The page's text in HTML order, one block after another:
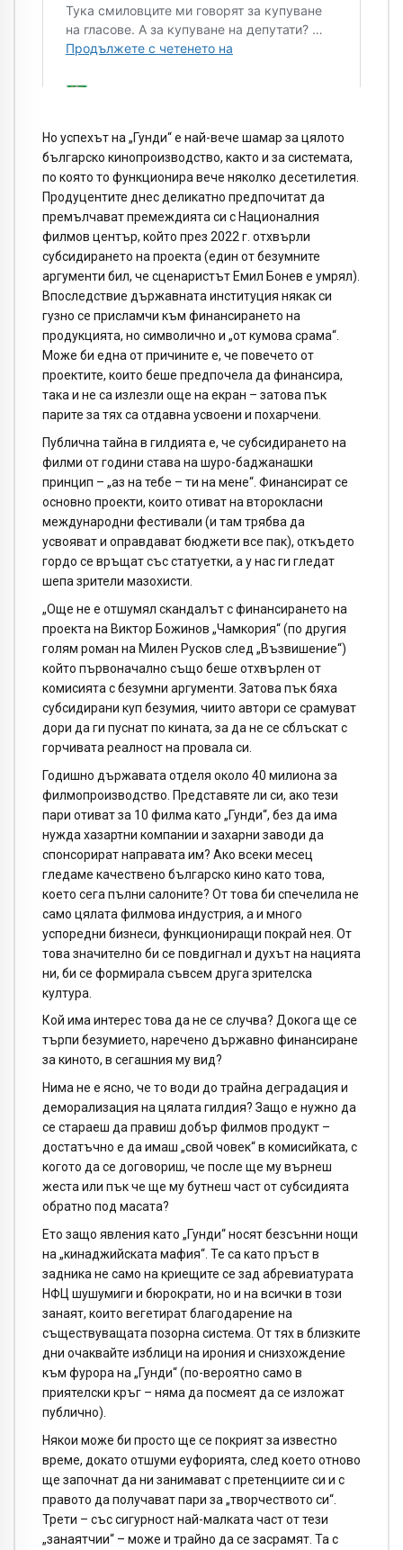
Но успехът на „Гунди“ е най-вече шамар за цялото
българско кинопроизводство, както и за системата,
по която то функционира вече няколко десетилетия.
Продуцентите днес деликатно предпочитат да
премълчават премеждията си с Националния
филмов център, който през 2022 г. отхвърли
субсидирането на проекта (един от безумните
аргументи бил, че сценаристът Емил Бонев е умрял).
Впоследствие държавната институция някак си
гузно се присламчи към финансирането на
продукцията, но символично и „от кумова срама“.
Може би една от причините е, че повечето от
проектите, които беше предпочела да финансира,
така и не са излезли още на екран – затова пък
парите за тях са отдавна усвоени и похарчени.
Публична тайна в гилдията е, че субсидирането на
филми от години става на шуро-баджанашки
принцип – „аз на тебе – ти на мене“. Финансират се
основно проекти, които отиват на второкласни
международни фестивали (и там трябва да
усвояват и оправдават бюджети все пак), откъдето
гордо се връщат със статуетки, а у нас ги гледат
шепа зрители мазохисти.
„Още не е отшумял скандалът с финансирането на
проекта на Виктор Божинов „Чамкория“ (по другия
голям роман на Милен Русков след „Възвишение“)
който първоначално също беше отхвърлен от
комисията с безумни аргументи. Затова пък бяха
субсидирани куп безумия, чиито автори се срамуват
дори да ги пуснат по кината, за да не се сблъскат с
горчивата реалност на провала си.
Годишно държавата отделя около 40 милиона за
филмопроизводство. Представяте ли си, ако тези
пари отиват за 10 филма като „Гунди“, без да има
нужда хазартни компании и захарни заводи да
спонсорират направата им? Ако всеки месец
гледаме качествено българско кино като това,
което сега пълни салоните? От това би спечелила не
само цялата филмова индустрия, а и много
успоредни бизнеси, функциониращи покрай нея. От
това значително би се повдигнал и духът на нацията
ни, би се формирала съвсем друга зрителска
култура.
Кой има интерес това да не се случва? Докога ще се
търпи безумието, наречено държавно финансиране
за киното, в сегашния му вид?
Нима не е ясно, че то води до трайна деградация и
деморализация на цялата гилдия? Защо е нужно да
се стараеш да правиш добър филмов продукт –
достатъчно е да имаш „свой човек“ в комисийката, с
когото да се договориш, че после ще му върнеш
жеста или пък че ще му бутнеш част от субсидията
обратно под масата?
Ето защо явления като „Гунди“ носят безсънни нощи
на „кинаджийската мафия“. Те са като пръст в
задника не само на криещите се зад абревиатурата
НФЦ шушумиги и бюрократи, но и на всички в този
занаят, които вегетират благодарение на
съществуващата позорна система. От тях в близките
дни очаквайте изблици на ирония и снизхождение
към фурора на „Гунди“ (по-вероятно само в
приятелски кръг – няма да посмеят да се изложат
публично).
Някои може би просто ще се покрият за известно
време, докато отшуми еуфорията, след което отново
ще започнат да ни занимават с претенциите си и с
правото да получават пари за „творчеството си“.
Трети – със сигурност най-малката част от тези
„занаятчии“ – може и трайно да се засрамят. Та с